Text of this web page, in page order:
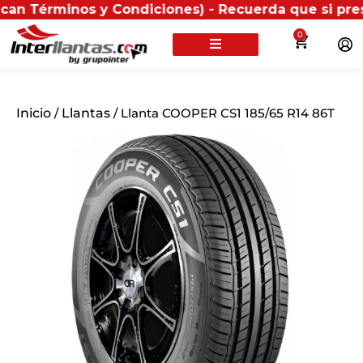
y Condiciones) - Recuerda que si
0
Inicio / Llantas / Llanta COOPER CS1 185/65 R14 86T